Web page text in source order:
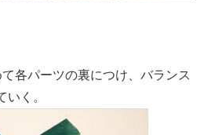
各パーツの裏につけ、バランス
いく。